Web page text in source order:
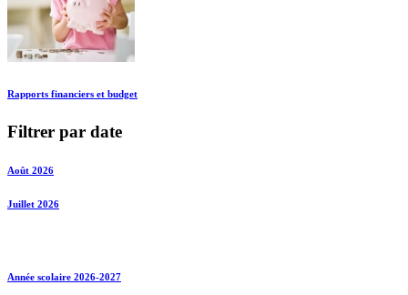
Rapports financiers et budget
Filtrer par date
Août 2026
Juillet 2026
Année scolaire 2026-2027